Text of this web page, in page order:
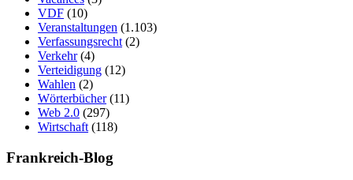
VDF (10)
Veranstaltungen (1.103)
Verfassungsrecht (2)
Verkehr(4)
Verteidigung (12)
Wahlen (2)
Wörterbücher(11)
Web 2.0 (297)
Wirtschaft (118)
Frankreich-Blog